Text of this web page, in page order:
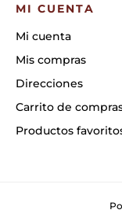
MI CUENTA
Mi cuenta
Mis compras
Direcciones
Carrito de
Productos